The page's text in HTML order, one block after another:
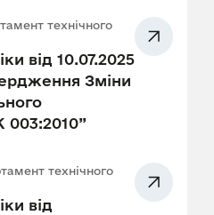
технічного
від 10.07.2025
Зміни
003:2010”
технічного
від